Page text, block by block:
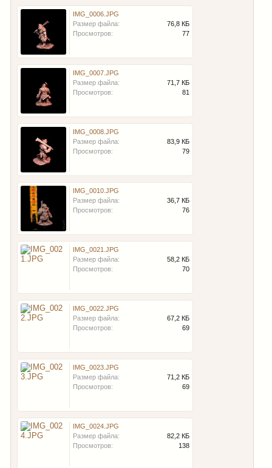
IMG_0006.JPG
Размер файла:
76,8 КБ
Просмотров:
77
IMG_0007.JPG
Размер файла:
71,7 КБ
Просмотров:
81
IMG_0008.JPG
Размер файла:
83,9 КБ
Просмотров:
79
IMG_0010.JPG
Размер файла:
36,7 КБ
Просмотров:
76
IMG_0021.JPG
Размер файла:
58,2 КБ
Просмотров:
70
IMG_0022.JPG
Размер файла:
67,2 КБ
Просмотров:
69
IMG_0023.JPG
Размер файла:
71,2 КБ
Просмотров:
69
IMG_0024.JPG
Размер файла:
82,2 КБ
Просмотров:
138